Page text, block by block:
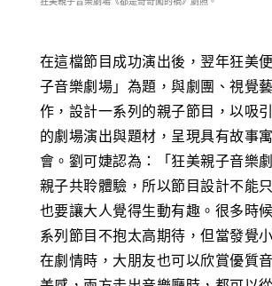
在這檔節目成功演出後，翌年狂美
子音樂劇場」為題，與劇團、視覺
作，設計一系列的親子節目，以吸
的劇場演出與題材，呈現具有故事
會。劉可婕認為：「狂美親子音樂
親子共聆體驗，所以節目設計不能
也要讓大人覺得生動有趣。很多時
系列節目不抱太高期待，但當發覺
在劇情時，大朋友也可以欣賞優質